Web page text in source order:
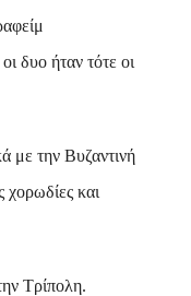
δυο ήταν τότε οι
με την Βυζαντινή
και
Τρίπολη.